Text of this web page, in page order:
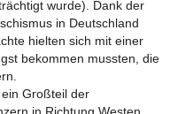
wurde). Dank der
in Deutschland
hielten sich mit einer
bekommen mussten, die
Großteil der
in Richtung Westen